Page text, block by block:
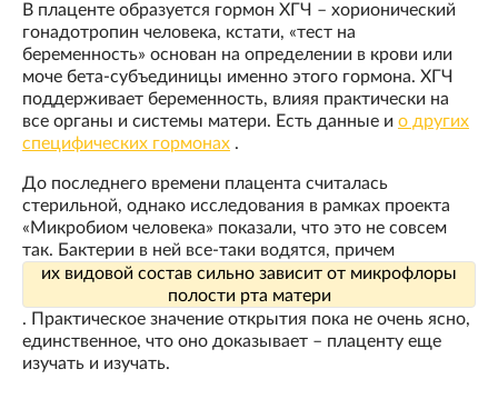
В плаценте образуется гормон ХГЧ – хорионический
гонадотропин человека, кстати, «тест на
беременность» основан на определении в крови или
моче бета-субъединицы именно этого гормона. ХГЧ
поддерживает беременность, влияя практически на
все органы и системы матери. Есть данные и о других
специфических гормонах .
До последнего времени плацента считалась
стерильной, однако исследования в рамках проекта
«Микробиом человека» показали, что это не совсем
так. Бактерии в ней все-таки водятся, причем
их видовой состав сильно зависит от микрофлоры
полости рта матери
. Практическое значение открытия пока не очень ясно,
единственное, что оно доказывает – плаценту еще
изучать и изучать.